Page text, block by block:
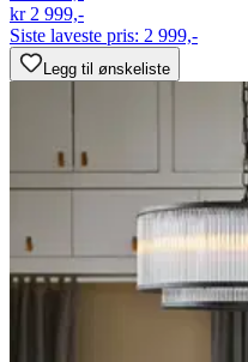
kr 2 999,-
Siste laveste pris: 2 999,-
Legg til ønskeliste